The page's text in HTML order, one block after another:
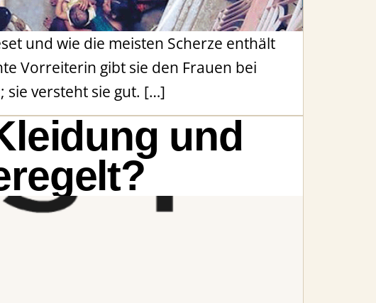
und wie die meisten Scherze enthält
Vorreiterin gibt sie den Frauen bei
sie versteht sie gut. […]
und